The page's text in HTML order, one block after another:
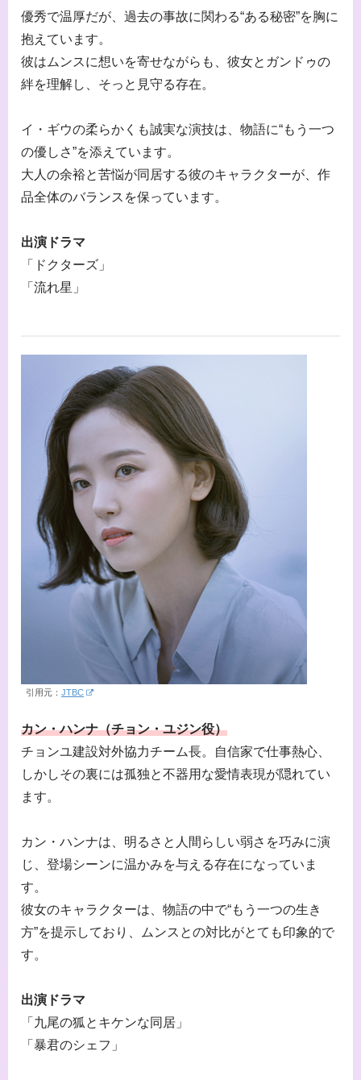
優秀で温厚だが、過去の事故に関わる“ある秘密”を胸に
抱えています。
彼はムンスに想いを寄せながらも、彼女とガンドゥの
絆を理解し、そっと見守る存在。
イ・ギウの柔らかくも誠実な演技は、物語に“もう一つ
の優しさ”を添えています。
大人の余裕と苦悩が同居する彼のキャラクターが、作
品全体のバランスを保っています。
出演ドラマ
「ドクターズ」
「流れ星」
引用元： JTBC
カン・ハンナ（チョン・ユジン役）
チョンユ建設対外協力チーム長。自信家で仕事熱心、
しかしその裏には孤独と不器用な愛情表現が隠れてい
ます。
カン・ハンナは、明るさと人間らしい弱さを巧みに演
じ、登場シーンに温かみを与える存在になっていま
す。
彼女のキャラクターは、物語の中で“もう一つの生き
方”を提示しており、ムンスとの対比がとても印象的で
す。
出演ドラマ
「九尾の狐とキケンな同居」
「暴君のシェフ」